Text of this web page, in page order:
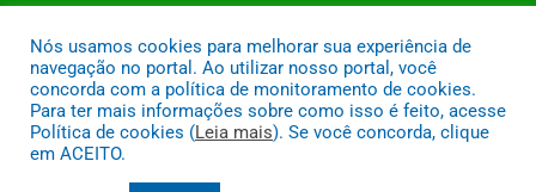
Todos os direitos reservados a Prefeitura Municipal de Santo Antônio do
Tauá
Acessar Área Administrativa
Nós usamos cookies para melhorar sua experiência de
navegação no portal. Ao utilizar nosso portal, você
concorda com a política de monitoramento de cookies.
Para ter mais informações sobre como isso é feito, acesse
Política de cookies (Leia mais). Se você concorda, clique
em ACEITO.